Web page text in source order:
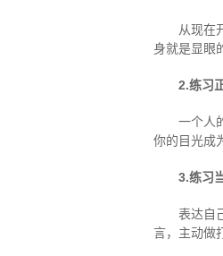
从现在
身就是显眼
2.练习
一个人
你的目光成
3.练习
表达自
言，主动做